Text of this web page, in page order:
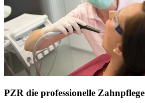
PZR die professionelle Zahnpflege